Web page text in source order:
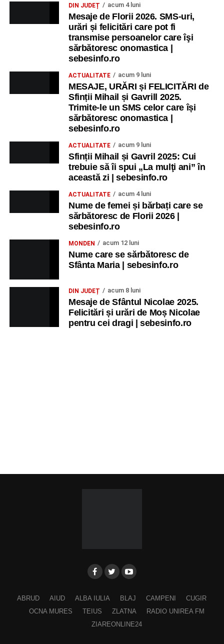
– Grădina Muzeului Municipal „Ioan Raica”
Sebeș: încheierea Școlii de vară„Curcubeul Prieteniei”
– Aula Primăriei Municipiului Sebeș:
festivitatea de premiere a șefilor de promoție și a elevilor
Evaluare Națională și Bacalaureat.
– Parcul Tineretului: Spectacol pentru copii și
Alexandra Pamfilie și Școala de muzică„DoReMi”
Ancuța Stănuș și grupul de folclor;
Trupa de Dansuri Săsești.
Ora 20.30– Parcul Tineretului: proiecția filmului pentru
„Străjerii Deltei”(România, 2021), film de familie și
JOI, 27 AUGUST 2026
Grădina Muzeului Municipal „Ioan
Raica” Sebeș
Sărbătoarea Seniorilor
– festivitatea de
Participă:
Georgiana Petrescu
Georgiana Pavelescu
Alina Andrei
DIN JUDEȚ acum 4 luni
Mesaje de Florii 2026. SMS-uri,
urări și felicitări care pot fi
transmise persoanelor care îşi
sărbătoresc onomastica |
sebesinfo.ro
ACTUALITATE acum 9 luni
MESAJE, URĂRI și FELICITĂRI de
Sfinții Mihail și Gavrill 2025.
Trimite-le un SMS celor care își
sărbătoresc onomastica |
sebesinfo.ro
ACTUALITATE acum 9 luni
Sfinții Mihail și Gavril 2025: Cui
trebuie să îi spui „La mulţi ani” în
această zi | sebesinfo.ro
ACTUALITATE acum 4 luni
Nume de femei și bărbați care se
sărbătoresc de Florii 2026 |
sebesinfo.ro
MONDEN acum 12 luni
Nume care se sărbătoresc de
Sfânta Maria | sebesinfo.ro
DIN JUDEȚ acum 8 luni
Mesaje de Sfântul Nicolae 2025.
Felicitări și urări de Moș Nicolae
pentru cei dragi | sebesinfo.ro
ABRUD AIUD ALBA IULIA BLAJ CAMPENI
CUGIR
OCNA MURES
TEIUS ZLATNA
RADIO UNIREA FM
ZIAREONLINE24